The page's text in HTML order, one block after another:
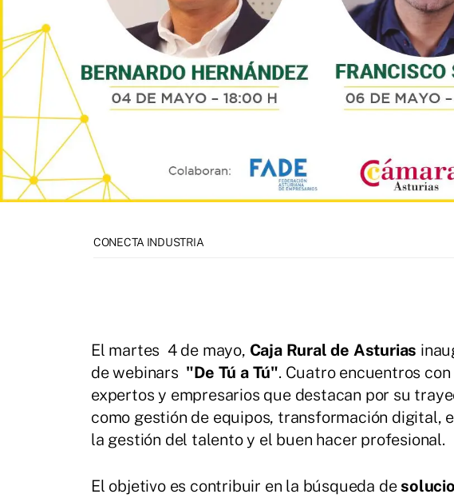
CONECTA INDUSTRIA
El martes 4 de mayo, Caja Rural de Asturias
de webinars "De Tú a Tú". Cuatro encuentros
expertos y empresarios que destacan por su
como gestión de equipos, transformación digital,
la gestión del talento y el buen hacer profesional.
El objetivo es contribuir en la búsqueda de